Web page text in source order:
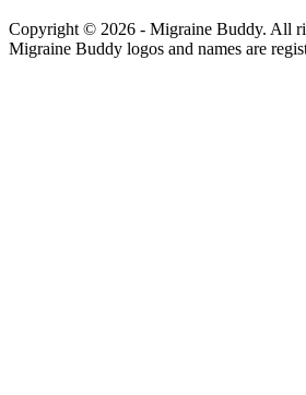
Copyright © 2026 - Migraine Buddy. All
Migraine Buddy logos and names are